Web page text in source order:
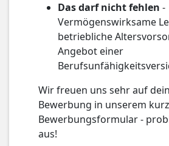
Das darf nicht fehlen -
Vermögenswirksame
betriebliche
Angebot einer
Wir freuen uns sehr auf
Bewerbung in unserem
Bewerbungsformular -
aus!